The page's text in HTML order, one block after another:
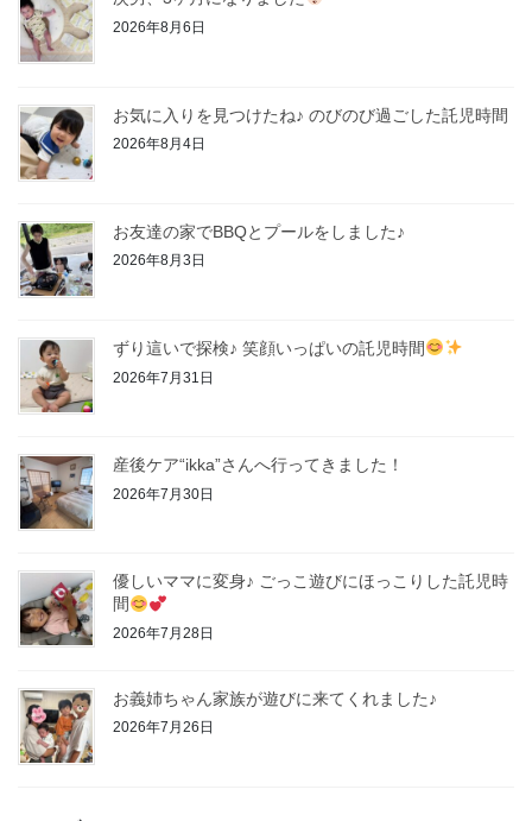
2026年8月6日
お気に入りを見つけたね♪ のびのび過ごした託児時間
2026年8月4日
お友達の家でBBQとプールをしました♪
2026年8月3日
ずり這いで探検♪ 笑顔いっぱいの託児時間
2026年7月31日
産後ケア“ikka”さんへ行ってきました！
2026年7月30日
優しいママに変身♪ ごっこ遊びにほっこりした託児時
間
2026年7月28日
お義姉ちゃん家族が遊びに来てくれました♪
2026年7月26日